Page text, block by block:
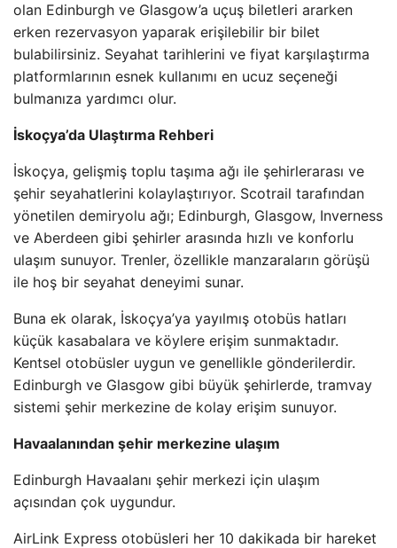
olan Edinburgh ve Glasgow’a uçuş biletleri ararken
erken rezervasyon yaparak erişilebilir bir bilet
bulabilirsiniz. Seyahat tarihlerini ve fiyat karşılaştırma
platformlarının esnek kullanımı en ucuz seçeneği
bulmanıza yardımcı olur.
İskoçya’da Ulaştırma Rehberi
İskoçya, gelişmiş toplu taşıma ağı ile şehirlerarası ve
şehir seyahatlerini kolaylaştırıyor. Scotrail tarafından
yönetilen demiryolu ağı; Edinburgh, Glasgow, Inverness
ve Aberdeen gibi şehirler arasında hızlı ve konforlu
ulaşım sunuyor. Trenler, özellikle manzaraların görüşü
ile hoş bir seyahat deneyimi sunar.
Buna ek olarak, İskoçya’ya yayılmış otobüs hatları
küçük kasabalara ve köylere erişim sunmaktadır.
Kentsel otobüsler uygun ve genellikle gönderilerdir.
Edinburgh ve Glasgow gibi büyük şehirlerde, tramvay
sistemi şehir merkezine de kolay erişim sunuyor.
Havaalanından şehir merkezine ulaşım
Edinburgh Havaalanı şehir merkezi için ulaşım
açısından çok uygundur.
AirLink Express otobüsleri her 10 dakikada bir hareket